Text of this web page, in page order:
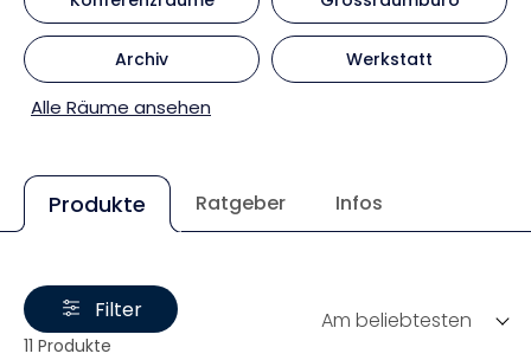
Archiv Werkstatt
Alle Räume ansehen
Produkte Ratgeber Infos
Filter
11 Produkte
Am beliebtesten